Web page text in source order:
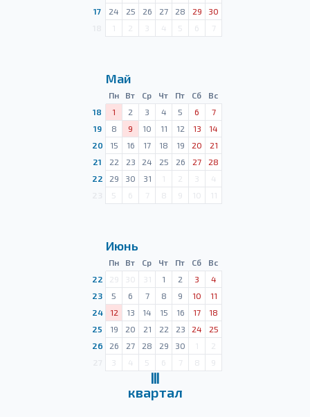
17
24 25 26 27 28 29
30
1 2 3 4 5 6 7
Май
Пн Вт Ср Чт Пт Сб
Вс
18
1 2 3 4 5 6
7
19
8 9 10 11 12 13
14
20
15 16 17 18 19 20
21
21
22 23 24 25 26 27
28
22
29 30 31 1 2 3
4
5 6 7 8 9 10 11
Июнь
Пн Вт Ср Чт Пт Сб
Вс
22
29 30 31 1 2 3
4
23
5 6 7 8 9 10
11
24
12 13 14 15 16 17
18
25
19 20 21 22 23 24
25
26
26 27 28 29 30 1
2
3 4 5 6 7 8 9
Ⅲ
квартал